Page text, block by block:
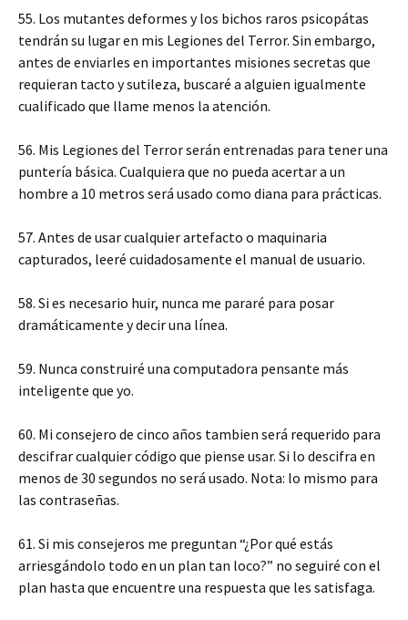
55. Los mutantes deformes y los bichos raros psicopátas
tendrán su lugar en mis Legiones del Terror. Sin embargo,
antes de enviarles en importantes misiones secretas que
requieran tacto y sutileza, buscaré a alguien igualmente
cualificado que llame menos la atención.
56. Mis Legiones del Terror serán entrenadas para tener una
puntería básica. Cualquiera que no pueda acertar a un
hombre a 10 metros será usado como diana para prácticas.
57. Antes de usar cualquier artefacto o maquinaria
capturados, leeré cuidadosamente el manual de usuario.
58. Si es necesario huir, nunca me pararé para posar
dramáticamente y decir una línea.
59. Nunca construiré una computadora pensante más
inteligente que yo.
60. Mi consejero de cinco años tambien será requerido para
descifrar cualquier código que piense usar. Si lo descifra en
menos de 30 segundos no será usado. Nota: lo mismo para
las contraseñas.
61. Si mis consejeros me preguntan “¿Por qué estás
arriesgándolo todo en un plan tan loco?” no seguiré con el
plan hasta que encuentre una respuesta que les satisfaga.